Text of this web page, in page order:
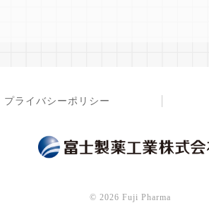
プライバシーポリシー
© 2026 Fuji Pharma